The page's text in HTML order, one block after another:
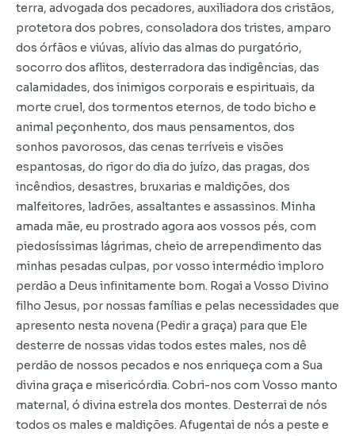
terra, advogada dos pecadores, auxiliadora dos cristãos,
protetora dos pobres, consoladora dos tristes, amparo
dos órfãos e viúvas, alívio das almas do purgatório,
socorro dos aflitos, desterradora das indigências, das
calamidades, dos inimigos corporais e espirituais, da
morte cruel, dos tormentos eternos, de todo bicho e
animal peçonhento, dos maus pensamentos, dos
sonhos pavorosos, das cenas terríveis e visões
espantosas, do rigor do dia do juízo, das pragas, dos
incêndios, desastres, bruxarias e maldições, dos
malfeitores, ladrões, assaltantes e assassinos. Minha
amada mãe, eu prostrado agora aos vossos pés, com
piedosíssimas lágrimas, cheio de arrependimento das
minhas pesadas culpas, por vosso intermédio imploro
perdão a Deus infinitamente bom. Rogai a Vosso Divino
filho Jesus, por nossas famílias e pelas necessidades que
apresento nesta novena (Pedir a graça) para que Ele
desterre de nossas vidas todos estes males, nos dê
perdão de nossos pecados e nos enriqueça com a Sua
divina graça e misericórdia. Cobri-nos com Vosso manto
maternal, ó divina estrela dos montes. Desterrai de nós
todos os males e maldições. Afugentai de nós a peste e